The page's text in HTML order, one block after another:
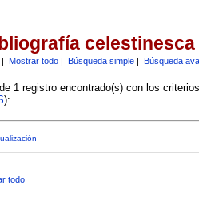
celestinesca
Mostrar todo| Búsqueda simple| Búsqueda
1 registro encontrado(s) con los
):
todo